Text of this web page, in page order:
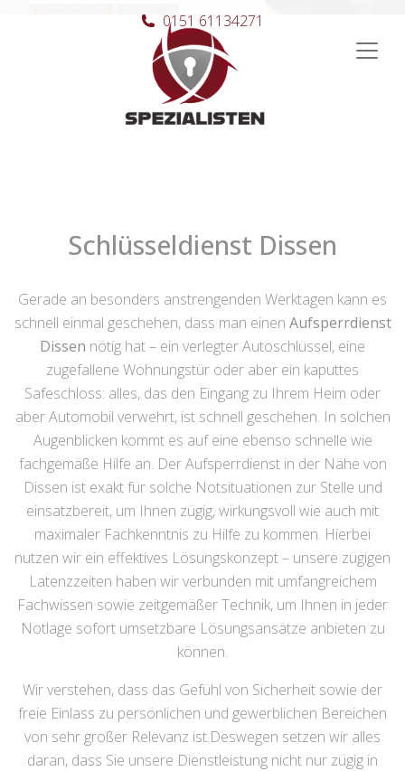
Hauptnavigation
0151 61134271
Schlüsseldienst Dissen
Gerade an besonders anstrengenden Werktagen kann es
schnell einmal geschehen, dass man einen Aufsperrdienst
Dissen nötig hat – ein verlegter Autoschlüssel, eine
zugefallene Wohnungstür oder aber ein kaputtes
Safeschloss: alles, das den Eingang zu Ihrem Heim oder
aber Automobil verwehrt, ist schnell geschehen. In solchen
Augenblicken kommt es auf eine ebenso schnelle wie
fachgemäße Hilfe an. Der Aufsperrdienst in der Nähe von
Dissen ist exakt für solche Notsituationen zur Stelle und
einsatzbereit, um Ihnen zügig, wirkungsvoll wie auch mit
maximaler Fachkenntnis zu Hilfe zu kommen. Hierbei
nutzen wir ein effektives Lösungskonzept – unsere zügigen
Latenzzeiten haben wir verbunden mit umfangreichem
Fachwissen sowie zeitgemäßer Technik, um Ihnen in jeder
Notlage sofort umsetzbare Lösungsansätze anbieten zu
können.
Wir verstehen, dass das Gefühl von Sicherheit sowie der
freie Einlass zu persönlichen und gewerblichen Bereichen
von sehr großer Relevanz ist.Deswegen setzen wir alles
daran, dass Sie unsere Dienstleistung nicht nur zügig in